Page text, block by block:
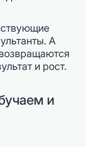
А
и рост.
и